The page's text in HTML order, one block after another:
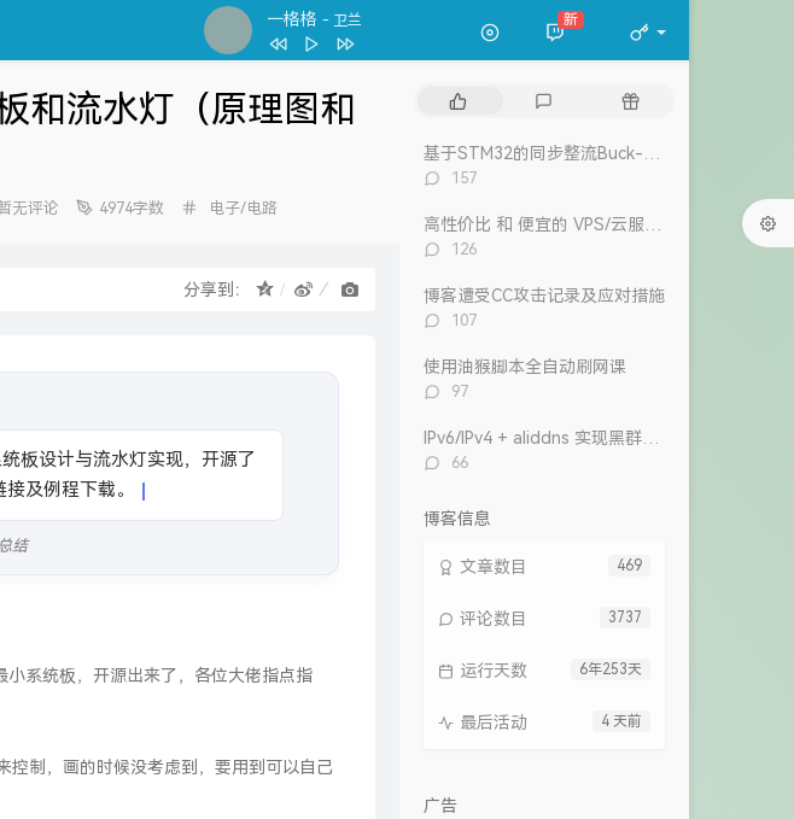
一格格 - 卫兰
春夏秋冬 张国荣
3 万水千山纵横
周柏豪
张国荣
吴雨霏 / 周柏豪
陈奕迅 / eason and the duo band
洪卓立
新
和流水灯（原理图和
无评论 4974字数
分
电子/电路
分享到：
及例程下载。
结
系统板，开源出来了，各位大佬指点指
控制，画的时候没考虑到，要用到可以自己
文
章
评
随
评
数：
157
评
数：
126
博客遭受CC攻击记录及应对措施
评
数：
107
使用油猴脚本全自动刷网课
评
数：
97
评
66
博客信息
469
文章数目
3737
评论数目
6年253天
运行天数
4 天前
最后活动
广告